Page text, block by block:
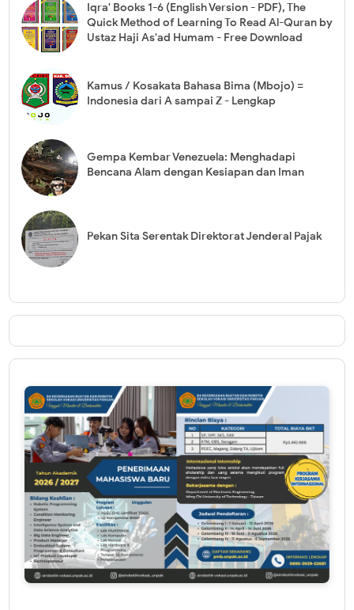
Iqra' Books 1-6 (English Version - PDF), The
Quick Method of Learning To Read Al-Quran by
Ustaz Haji As'ad Humam - Free Download
Kamus / Kosakata Bahasa Bima (Mbojo) =
Indonesia dari A sampai Z - Lengkap
Gempa Kembar Venezuela: Menghadapi
Bencana Alam dengan Kesiapan dan Iman
Pekan Sita Serentak Direktorat Jenderal Pajak